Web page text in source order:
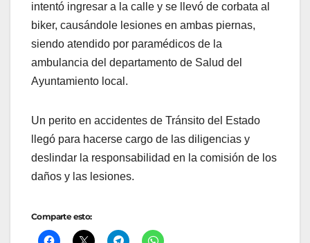
intentó ingresar a la calle y se llevó de corbata al
biker, causándole lesiones en ambas piernas,
siendo atendido por paramédicos de la
ambulancia del departamento de Salud del
Ayuntamiento local.
Un perito en accidentes de Tránsito del Estado
llegó para hacerse cargo de las diligencias y
deslindar la responsabilidad en la comisión de los
daños y las lesiones.
Comparte esto: